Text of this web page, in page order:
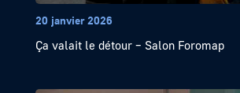
20 janvier 2026
Ça valait le détour – Salon Foromap